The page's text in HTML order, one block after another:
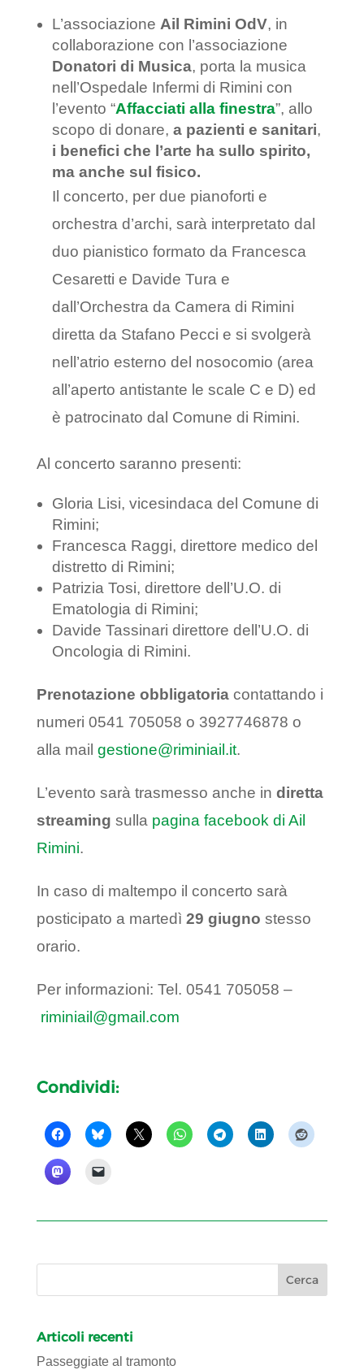
L’associazione Ail Rimini OdV, in
collaborazione con l’associazione
Donatori di Musica, porta la musica
nell’Ospedale Infermi di Rimini con
l’evento “Affacciati alla finestra”, allo
scopo di donare, a pazienti e sanitari,
i benefici che l’arte ha sullo spirito,
ma anche sul fisico.
Il concerto, per due pianoforti e
orchestra d’archi, sarà interpretato dal
duo pianistico formato da Francesca
Cesaretti e Davide Tura e
dall’Orchestra da Camera di Rimini
diretta da Stafano Pecci e si svolgerà
nell’atrio esterno del nosocomio (area
all’aperto antistante le scale C e D) ed
è patrocinato dal Comune di Rimini.
Al concerto saranno presenti:
Gloria Lisi, vicesindaca del Comune di
Rimini;
Francesca Raggi, direttore medico del
distretto di Rimini;
Patrizia Tosi, direttore dell’U.O. di
Ematologia di Rimini;
Davide Tassinari direttore dell’U.O. di
Oncologia di Rimini.
Prenotazione obbligatoriacontattando i
numeri 0541 705058 o 3927746878 o
alla mail gestione@riminiail.it.
L’evento sarà trasmesso anche in diretta
streaming sulla pagina facebook di Ail
Rimini.
In caso di maltempo il concerto sarà
posticipato a martedì 29 giugno stesso
orario.
Per informazioni: Tel. 0541 705058 –
riminiail@gmail.com
Condividi:
Articoli recenti
Passeggiate al tramonto